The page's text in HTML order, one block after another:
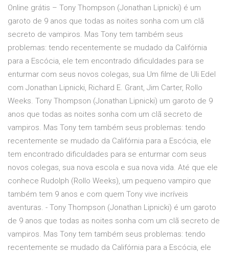
Online grátis – Tony Thompson (Jonathan Lipnicki) é um
garoto de 9 anos que todas as noites sonha com um clã
secreto de vampiros. Mas Tony tem também seus
problemas: tendo recentemente se mudado da Califórnia
para a Escócia, ele tem encontrado dificuldades para se
enturmar com seus novos colegas, sua Um filme de Uli Edel
com Jonathan Lipnicki, Richard E. Grant, Jim Carter, Rollo
Weeks. Tony Thompson (Jonathan Lipnicki) um garoto de 9
anos que todas as noites sonha com um clã secreto de
vampiros. Mas Tony tem também seus problemas: tendo
recentemente se mudado da Califórnia para a Escócia, ele
tem encontrado dificuldades para se enturmar com seus
novos colegas, sua nova escola e sua nova vida. Até que ele
conhece Rudolph (Rollo Weeks), um pequeno vampiro que
também tem 9 anos e com quem Tony vive incríveis
aventuras. - Tony Thompson (Jonathan Lipnicki) é um garoto
de 9 anos que todas as noites sonha com um clã secreto de
vampiros. Mas Tony tem também seus problemas: tendo
recentemente se mudado da Califórnia para a Escócia, ele